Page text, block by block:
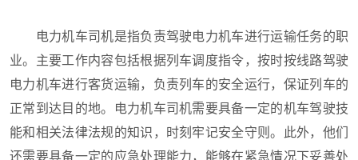
电力机车司机是指负责驾驶电力机车进行运输任务的职
业。主要工作内容包括根据列车调度指令，按时按线路驾驶
电力机车进行客货运输，负责列车的安全运行，保证列车的
正常到达目的地。电力机车司机需要具备一定的机车驾驶技
能和相关法律法规的知识，时刻牢记安全守则。此外，他们
还需要具备一定的应急处理能力，能够在紧急情况下妥善处